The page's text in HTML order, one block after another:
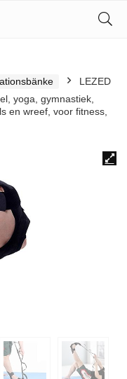
LEZED
yoga, gymnastiek,
en wreef, voor fitness,